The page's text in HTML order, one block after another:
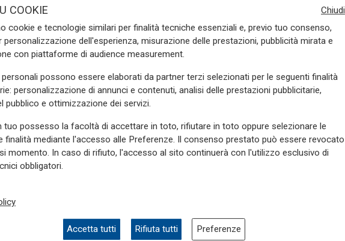
bolognesi hanno un ventaglio
edEkubane la conferma di
accostato al club rossoblù è
diDenilson Santos, calciatore
23 dello Sporting Clube de
alla base comeCalvani.
sulla Liguria seguiteci sul
Genoa, Masini verso il
Frosinone. Piccoli al Bologna
puo' liberare la pista Dallinga
di Redazione Sport
Chiudi
COOKIE
cookie e tecnologie similari per finalità tecniche essenziali e, previo tuo consenso,
personalizzazione dell'esperienza, misurazione delle prestazioni, pubblicità mirata e
con piattaforme di audience measurement.
possono essere elaborati da partner terzi selezionati per le seguenti finalità
personalizzazione di annunci e contenuti, analisi delle prestazioni pubblicitarie,
pubblico e ottimizzazione dei servizi.
tuo possesso la facoltà di accettare in toto, rifiutare in toto oppure selezionare le
finalità mediante l'accesso alle Preferenze. Il consenso prestato può essere revocato
momento. In caso di rifiuto, l'accesso al sito continuerà con l'utilizzo esclusivo di
obbligatori.
Accetta tutti Rifiuta tutti Preferenze